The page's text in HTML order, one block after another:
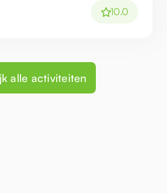
10.0
alle activiteiten